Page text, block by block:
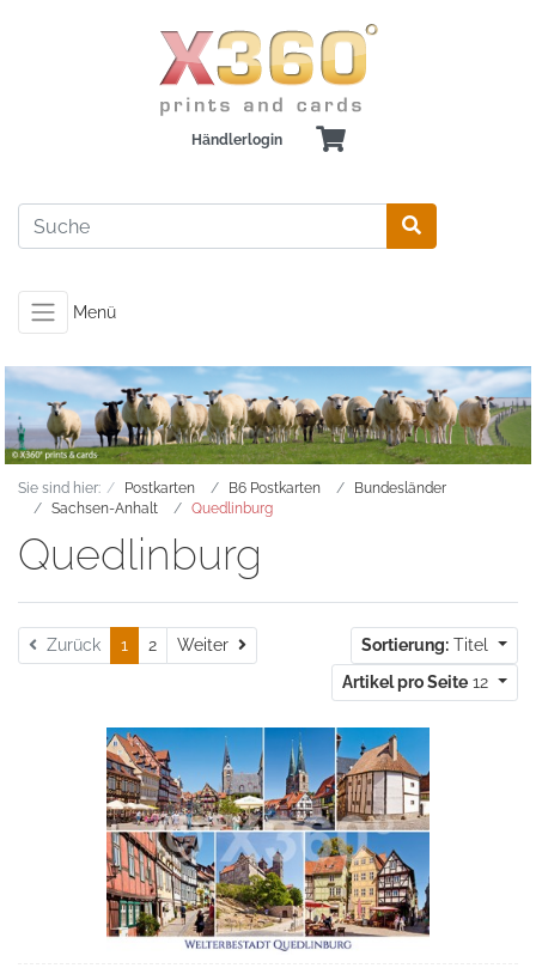
Händlerlogin
Menü
Sie sind hier: Postkarten B6 Postkarten
Bundesländer
Sachsen-Anhalt
Quedlinburg
Quedlinburg
Zurück 1 2 Weiter Weiter Sortierung: Titel
Artikel pro Seite 12